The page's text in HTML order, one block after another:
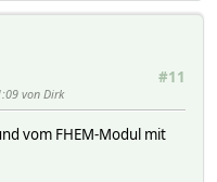
#11
von Dirk
vom FHEM-Modul mit